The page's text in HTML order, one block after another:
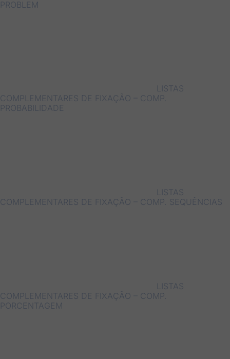
PROBLEM
LISTAS
COMPLEMENTARES DE FIXAÇÃO – COMP.
PROBABILIDADE
LISTAS
COMPLEMENTARES DE FIXAÇÃO – COMP. SEQUÊNCIAS
LISTAS
COMPLEMENTARES DE FIXAÇÃO – COMP.
PORCENTAGEM